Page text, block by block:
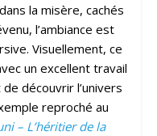
la misère, cachés
l’ambiance est
Visuellement, ce
un excellent travail
découvrir l’univers
reproché au
– L’héritier de la